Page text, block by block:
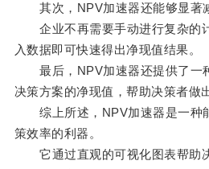
其次，NPV加速器还能够显著减
企业不再需要手动进行复杂的
入数据即可快速得出净现值结果。
最后，NPV加速器还提供了一
决策方案的净现值，帮助决策者做
综上所述，NPV加速器是一种
策效率的利器。
它通过直观的可视化图表帮助